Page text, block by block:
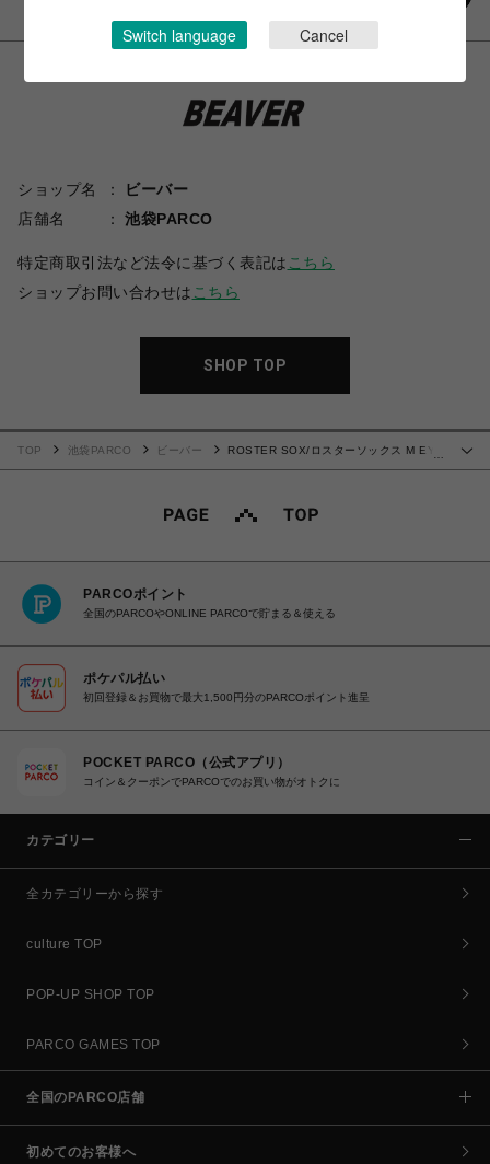
ショップ名
ビーバー
店舗名
池袋PARCO
特定商取引法など法令に基づく表記は こちら
ショップお問い合わせは こちら
SHOP TOP
TOP 池袋PARCO ビーバー
ROSTER SOX/ロスターソックス M EYE
PARCOポイント
全国のPARCOやONLINE PARCOで貯まる＆使える
ポケパル払い
初回登録＆お買物で最大1,500円分のPARCOポイント進呈
POCKET PARCO（公式アプリ）
コイン＆クーポンでPARCOでのお買い物がオトクに
カテゴリー
全カテゴリーから探す
culture TOP
POP-UP SHOP TOP
PARCO GAMES TOP
全国のPARCO店舗
初めてのお客様へ
Switch language Cancel